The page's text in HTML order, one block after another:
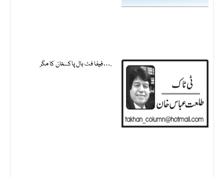
فیفا فٹ بال پاکستان کا مگر….